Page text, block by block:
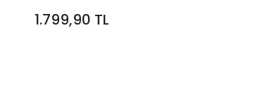
1.799,90 TL